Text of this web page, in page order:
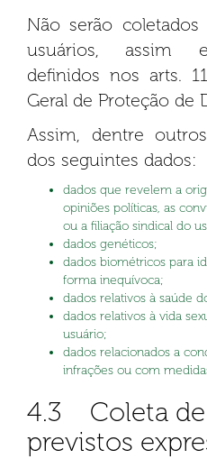
Não serão
usuários, assim
definidos nos arts.
Geral de Proteção de
Assim, dentre
dos seguintes dados:
dados que revelem a
opiniões políticas, as
ou a filiação sindical do
dados genéticos;
dados biométricos para
forma inequívoca;
dados relativos à saúde
dados relativos à vida
usuário;
dados relacionados a
infrações ou com
4.3 Coleta de
previstos